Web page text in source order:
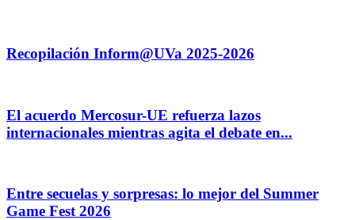
Recopilación Inform@UVa 2025-2026
El acuerdo Mercosur-UE refuerza lazos
internacionales mientras agita el debate en...
Entre secuelas y sorpresas: lo mejor del Summer
Game Fest 2026